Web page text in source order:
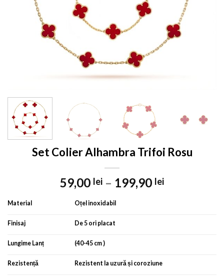
Set Colier Alhambra Trifoi Rosu
59,00 lei – 199,90 lei
Material Oțel inoxidabil
Finisaj De 5 ori placat
Lungime Lanț (40-45 cm )
Rezistență Rezistent la uzură și coroziune